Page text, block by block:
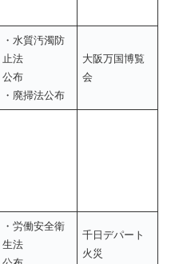
・水質汚濁防
止法
公布
・廃掃法公布
大阪万国博覧
会
・労働安全衛
生法
千日デパート
火災